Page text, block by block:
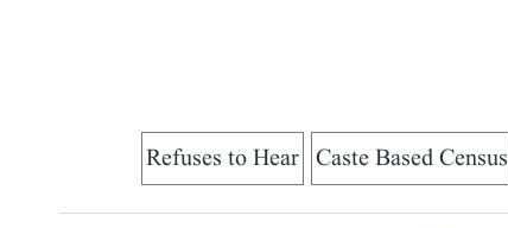
Caste Based Census
Refuses to Hear